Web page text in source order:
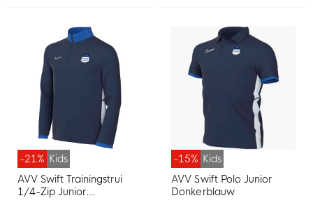
-21% Kids
AVV Swift Trainingstrui
1/4-Zip Junior
-15% Kids
AVV Swift Polo Junior
Donkerblauw